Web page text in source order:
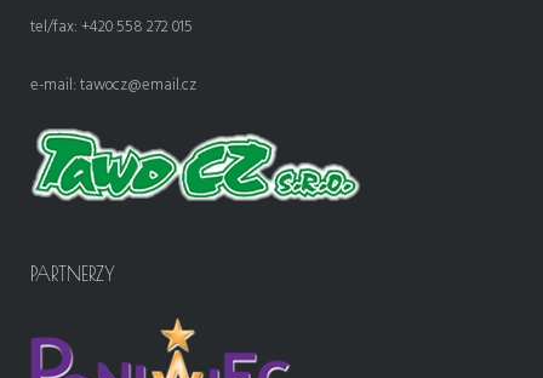
tel/fax: +420 558 272 015
e-mail:tawocz@email.cz
PARTNERZY